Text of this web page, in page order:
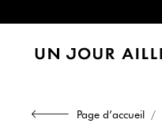
Page d’accueil